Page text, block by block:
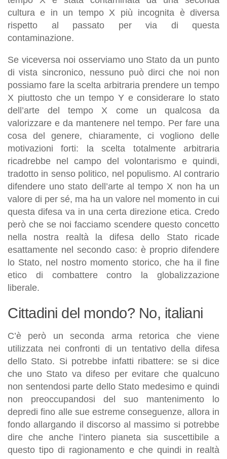
cultura e in un tempo X più incognita è diversa
rispetto al passato per via di questa
contaminazione.
Se viceversa noi osserviamo uno Stato da un punto
di vista sincronico, nessuno può dirci che noi non
possiamo fare la scelta arbitraria prendere un tempo
X piuttosto che un tempo Y e considerare lo stato
dell’arte del tempo X come un qualcosa da
valorizzare e da mantenere nel tempo. Per fare una
cosa del genere, chiaramente, ci vogliono delle
motivazioni forti: la scelta totalmente arbitraria
ricadrebbe nel campo del volontarismo e quindi,
tradotto in senso politico, nel populismo. Al contrario
difendere uno stato dell’arte al tempo X non ha un
valore di per sé, ma ha un valore nel momento in cui
questa difesa va in una certa direzione etica. Credo
però che se noi facciamo scendere questo concetto
nella nostra realtà la difesa dello Stato ricade
esattamente nel secondo caso: è proprio difendere
lo Stato, nel nostro momento storico, che ha il fine
etico di combattere contro la globalizzazione
liberale.
Cittadini del mondo? No, italiani
C’è però un seconda arma retorica che viene
utilizzata nei confronti di un tentativo della difesa
dello Stato. Si potrebbe infatti ribattere: se si dice
che uno Stato va difeso per evitare che qualcuno
non sentendosi parte dello Stato medesimo e quindi
non preoccupandosi del suo mantenimento lo
depredi fino alle sue estreme conseguenze, allora in
fondo allargando il discorso al massimo si potrebbe
dire che anche l’intero pianeta sia suscettibile a
questo tipo di ragionamento e che quindi in realtà